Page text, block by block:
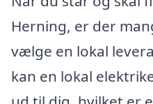
Herning, er der
vælge en lokal
kan en lokal